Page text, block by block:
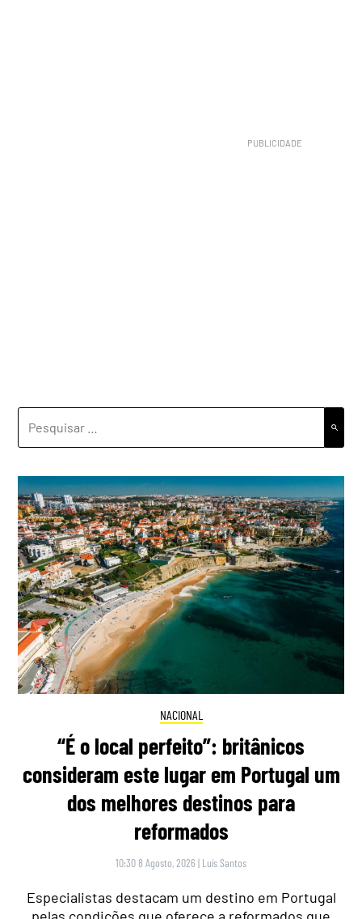
POR:
NACIONAL
“É o local perfeito”: britânicos
consideram este lugar em Portugal um
dos melhores destinos para
reformados
10:30 8 Agosto, 2026 | Luís Santos
Especialistas destacam um destino em Portugal